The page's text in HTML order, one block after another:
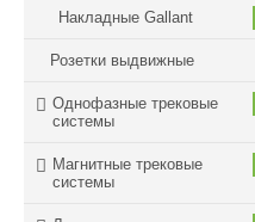
Накладные Gallant
Розетки выдвижные
Однофазные трековые
системы
Магнитные трековые
системы